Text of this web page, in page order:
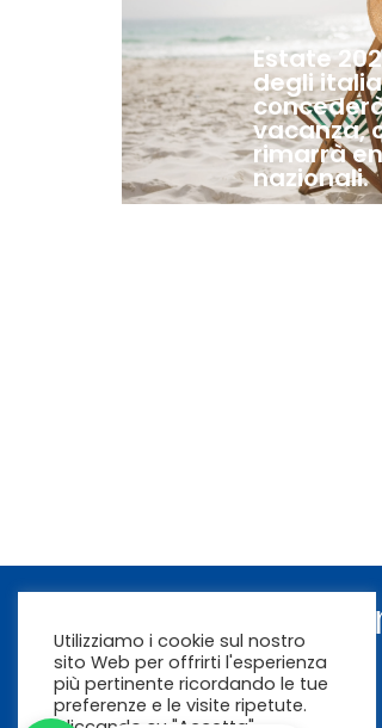
Estate
degli
vacanza,
rimarrà
nazionali.
Utilizziamo i cookie sul nostro
sito Web per offrirti l'esperienza
più pertinente ricordando le tue
preferenze e le visite ripetute.